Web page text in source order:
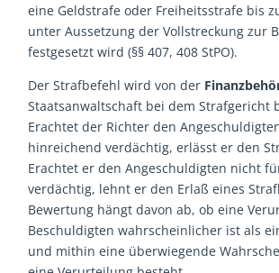
eine Geldstrafe oder Freiheitsstrafe bis
unter Aussetzung der Vollstreckung zur
festgesetzt wird (§§ 407, 408 StPO).
Der Strafbefehl wird von der
Staatsanwaltschaft bei dem Strafgericht
Erachtet der Richter den
hinreichend verdächtig, erlässt er den
Erachtet er den Angeschuldigten nicht
verdächtig, lehnt er den Erlaß eines
Bewertung hängt davon ab, ob eine
Beschuldigten wahrscheinlicher ist als
und mithin eine überwiegende